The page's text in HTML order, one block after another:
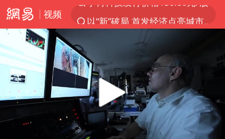
视频
中央气象台发布台风黄色预警
80后女柜员逆袭成4200亿银行副行长
感觉全东北都在等7号
扎哈罗娃批广岛市长不提美国原子弹